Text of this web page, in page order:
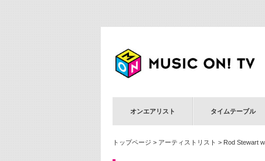
オンエアリスト タイムテーブル
トップページ > アーティストリスト > Rod Stewart